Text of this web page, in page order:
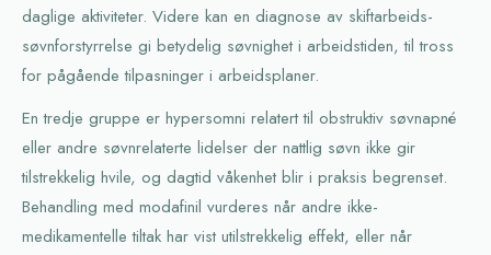
daglige aktiviteter. Videre kan en diagnose av skiftarbeids-
søvnforstyrrelse gi betydelig søvnighet i arbeidstiden, til tross
for pågående tilpasninger i arbeidsplaner.
En tredje gruppe er hypersomni relatert til obstruktiv søvnapné
eller andre søvnrelaterte lidelser der nattlig søvn ikke gir
tilstrekkelig hvile, og dagtid våkenhet blir i praksis begrenset.
Behandling med modafinil vurderes når andre ikke-
medikamentelle tiltak har vist utilstrekkelig effekt, eller når